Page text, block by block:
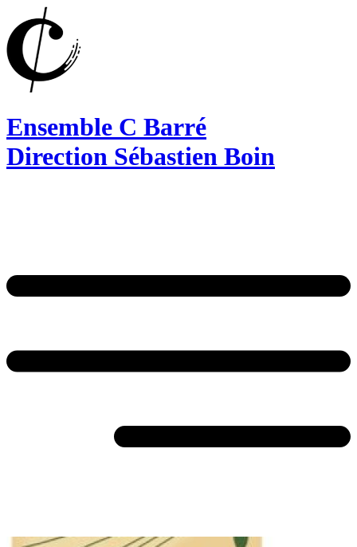
Ensemble C Barré
Direction Sébastien Boin